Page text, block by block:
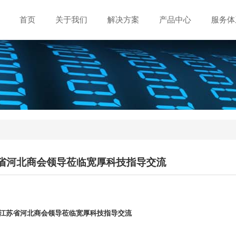
首页 关于我们 解决方案 产品中心 服务
河北商会领导莅临宽厚科技指导交流
苏省河北商会领导莅临宽厚科技指导交流